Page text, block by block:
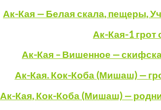
Ак-Кая — Белая скала, пещеры,
Ак-Кая-1 грот
Ак-Кая – Вишенное —
Ак-Кая. Кок-Коба (Мишаш)—
Ак-Кая, Кок-Коба (Мишаш) —